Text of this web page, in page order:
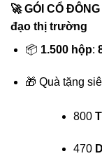
🚀GÓI CỔ
đạo thị trường
📦 1.500 hộp:
🎁 Quà tặng
800
470